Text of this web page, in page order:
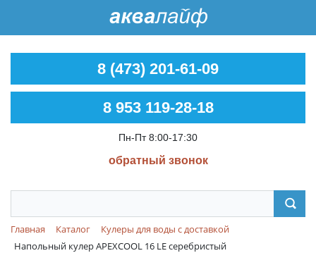
8 (473) 201-61-09
8 953 119-28-18
Пн-Пт 8:00-17:30
обратный звонок
Главная Каталог
Кулеры для воды с доставкой
Напольный кулер APEXCOOL 16 LE серебристый